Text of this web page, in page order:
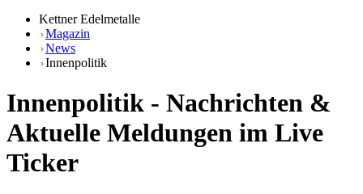
Kettner Edelmetalle
Magazin
News
Innenpolitik
Innenpolitik - Nachrichten &
Aktuelle Meldungen im Live
Ticker